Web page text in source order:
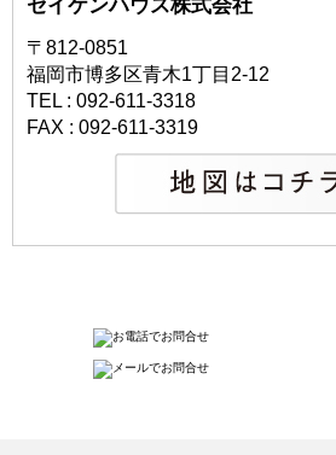
セイケンハウス株式会社
〒812-0851
福岡市博多区青木1丁目2-12
TEL : 092-611-3318
FAX : 092-611-3319